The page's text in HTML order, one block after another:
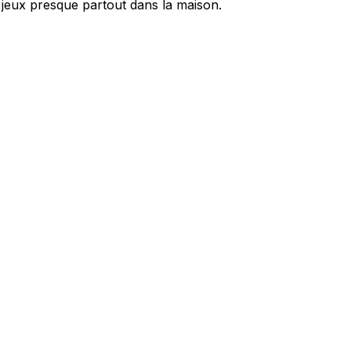
presque partout dans la maison.
qui sont pertinentes et